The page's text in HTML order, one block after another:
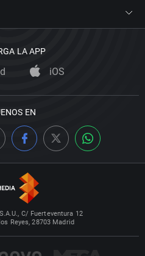
LA APP
iOS
EN
C/ Fuerteventura 12
Reyes, 28703 Madrid